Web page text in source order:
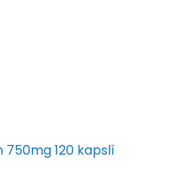
750mg 120 kapslí